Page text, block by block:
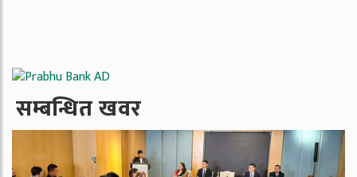
सम्बन्धित खवर